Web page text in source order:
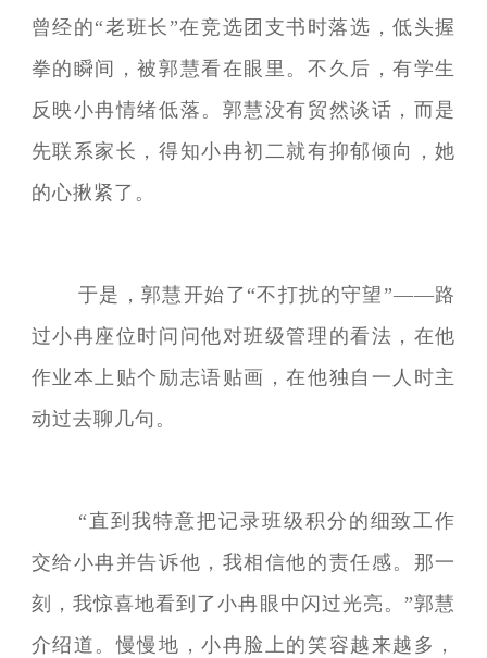
曾经的“老班长”在竞选团支书时落选，低头握
拳的瞬间，被郭慧看在眼里。不久后，有学生
反映小冉情绪低落。郭慧没有贸然谈话，而是
先联系家长，得知小冉初二就有抑郁倾向，她
的心揪紧了。
于是，郭慧开始了“不打扰的守望”——路
过小冉座位时问问他对班级管理的看法，在他
作业本上贴个励志语贴画，在他独自一人时主
动过去聊几句。
“直到我特意把记录班级积分的细致工作
交给小冉并告诉他，我相信他的责任感。那一
刻，我惊喜地看到了小冉眼中闪过光亮。”郭慧
介绍道。慢慢地，小冉脸上的笑容越来越多，